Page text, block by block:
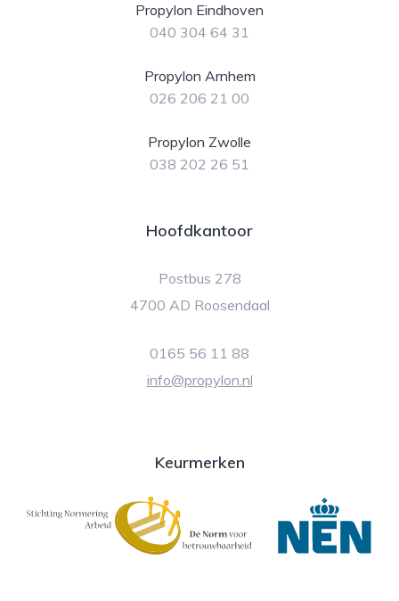
Propylon Eindhoven
040 304 64 31
Propylon Arnhem
026 206 21 00
Propylon Zwolle
038 202 26 51
Hoofdkantoor
Postbus 278
4700 AD Roosendaal
0165 56 11 88
info@propylon.nl
Keurmerken